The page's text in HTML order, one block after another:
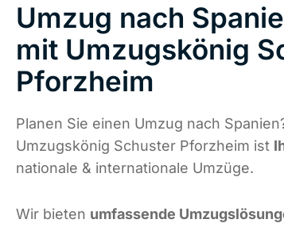
Umzug nach
mit Umzugskönig
Pforzheim
Planen Sie einen Umzug nach
Umzugskönig Schuster Pforzheim ist
nationale & internationale Umzüge.
Wir bieten umfassende